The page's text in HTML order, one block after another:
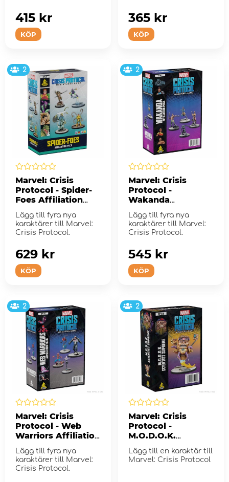
KÖP
415 kr
KÖP
365 kr
2
Marvel: Crisis
Protocol - Spider-
Foes Affiliation
Lägg till fyra nya
karaktärer till Marvel:
Crisis Protocol.
KÖP
629 kr
2
Marvel: Crisis
Protocol -
Wakanda
(Exp.)
Lägg till fyra nya
karaktärer till Marvel:
Crisis Protocol.
KÖP
545 kr
2
Marvel: Crisis
Protocol - Web
Warriors Affiliation
Pack (Exp.)
Lägg till fyra nya
karaktärer till Marvel:
Crisis Protocol.
2
Marvel: Crisis
Protocol -
M.O.D.O.K.
Scientist Supreme
(Exp.)
Lägg till en karaktär till
Marvel: Crisis Protocol